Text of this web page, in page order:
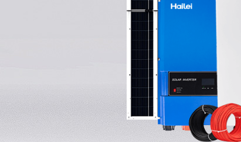
Energiespeichersysteme
Tragbares Kraftwerk